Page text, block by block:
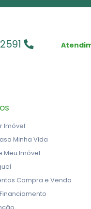
Imóvel
Minha Vida
Meu Imóvel
Compra e Venda